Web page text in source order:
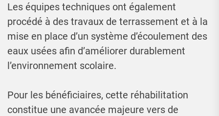
Les équipes techniques ont également
procédé à des travaux de terrassement et à la
mise en place d’un système d’écoulement des
eaux usées afin d’améliorer durablement
l’environnement scolaire.
Pour les bénéficiaires, cette réhabilitation
constitue une avancée majeure vers de